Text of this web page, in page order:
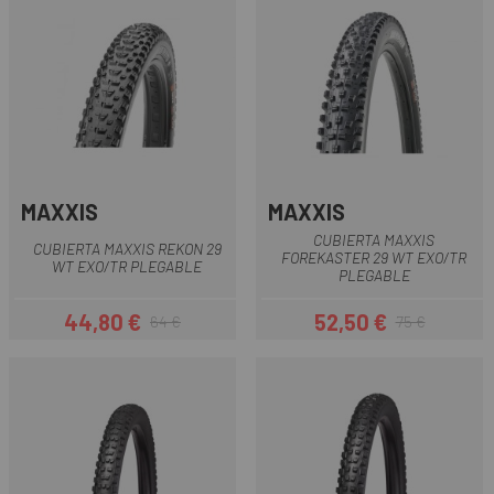
MAXXIS
CUBIERTA MAXXIS REKON 29
WT EXO/TR PLEGABLE
Precio
44,80 €Precio regular
64 €
MAXXIS
CUBIERTA MAXXIS
FOREKASTER 29 WT EXO/TR
PLEGABLE
Precio
52,50 €Precio regular
75 €